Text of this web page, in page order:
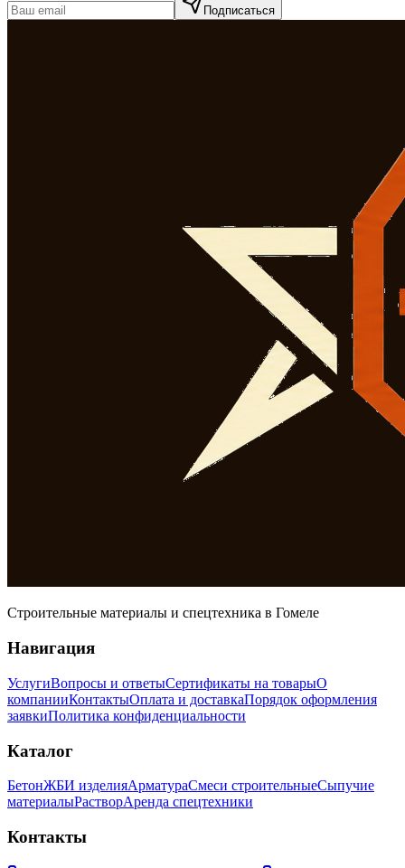
Подписаться
Строительные материалы и спецтехника в Гомеле
Навигация
УслугиВопросы и ответыСертификаты на товарыО
компанииКонтактыОплата и доставкаПорядок оформления
заявкиПолитика конфиденциальности
Каталог
БетонЖБИ изделияАрматураСмеси строительныеСыпучие
материалыРастворАренда спецтехники
Контакты